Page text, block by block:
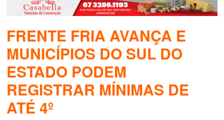
FRENTE FRIA AVANÇA E
MUNICÍPIOS DO SUL DO
ESTADO PODEM
REGISTRAR MÍNIMAS DE
ATÉ 4º